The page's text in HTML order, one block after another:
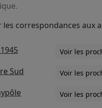
les correspondances aux
Voir les
Sud Voir les
Voir les